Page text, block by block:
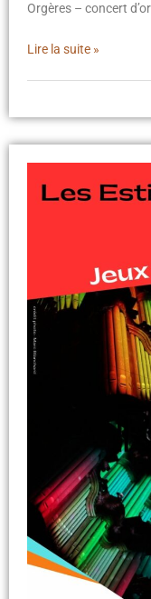
Orgères – concert
Lire la suite »